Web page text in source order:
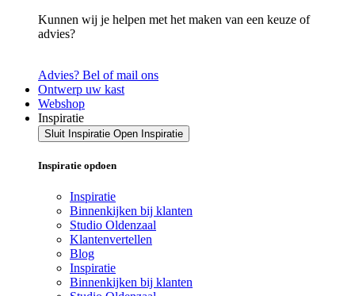
Kunnen wij je helpen met het maken van een keuze of
advies?
Advies? Bel of mail ons
Ontwerp uw kast
Webshop
Inspiratie
Sluit Inspiratie Open Inspiratie
Inspiratie opdoen
Inspiratie
Binnenkijken bij klanten
Studio Oldenzaal
Klantenvertellen
Blog
Inspiratie
Binnenkijken bij klanten